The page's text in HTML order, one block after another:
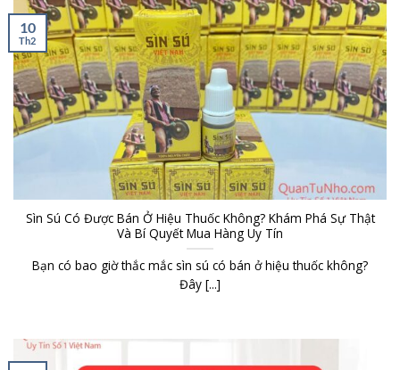
Sìn Sú Có Được Bán Ở Hiệu Thuốc Không? Khám Phá Sự Thật
Và Bí Quyết Mua Hàng Uy Tín
Bạn có bao giờ thắc mắc sìn sú có bán ở hiệu thuốc không?
Đây [...]
10
Th2